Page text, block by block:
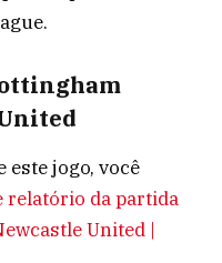
este jogo, você
relatório da partida
United |